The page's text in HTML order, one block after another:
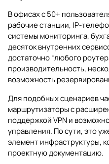
В офисах с 50+
рабочие станции, IP-
системы мониторинга,
десяток внутренних
достаточно “любого
производительность,
возможность
Для подобных сценариев
маршрутизаторы с
поддержкой VPN и
управления. По сути, это
элемент инфраструктуры,
проектную документацию.